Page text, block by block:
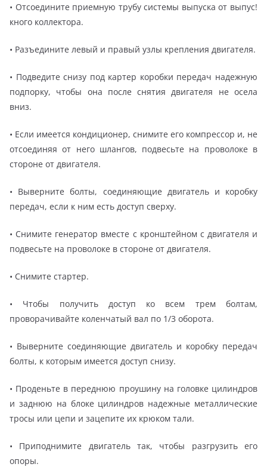
• Отсоедините приемную трубу системы выпуска от выпус!
кного коллектора.
• Разъедините левый и правый узлы крепления двигателя.
• Подведите снизу под картер коробки передач надежную
подпорку, чтобы она после снятия двигателя не осела
вниз.
• Если имеется кондиционер, снимите его компрессор и, не
отсоединяя от него шлангов, подвесьте на проволоке в
стороне от двигателя.
• Выверните болты, соединяющие двигатель и коробку
передач, если к ним есть доступ сверху.
• Снимите генератор вместе с кронштейном с двигателя и
подвесьте на проволоке в стороне от двигателя.
• Снимите стартер.
• Чтобы получить доступ ко всем трем болтам,
проворачивайте коленчатый вал по 1/3 оборота.
• Выверните соединяющие двигатель и коробку передач
болты, к которым имеется доступ снизу.
• Проденьте в переднюю проушину на головке цилиндров
и заднюю на блоке цилиндров надежные металлические
тросы или цепи и зацепите их крюком тали.
• Приподнимите двигатель так, чтобы разгрузить его
опоры.